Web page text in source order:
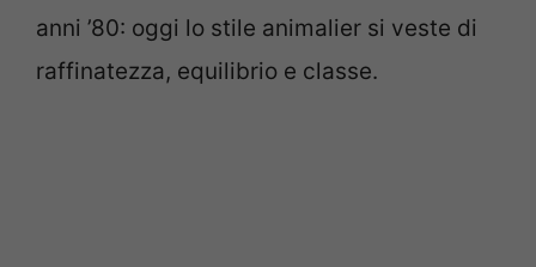
anni ’80: oggi lo stile animalier si veste di
raffinatezza, equilibrio e classe.